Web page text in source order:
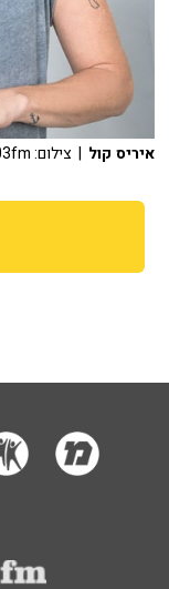
איריס קול | צילום: 103fm